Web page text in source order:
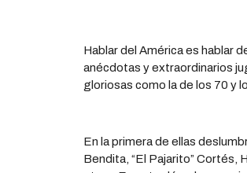
Hablar del América es hablar
anécdotas y extraordinarios
gloriosas como la de los 70 y
En la primera de ellas
Bendita, “El Pajarito”